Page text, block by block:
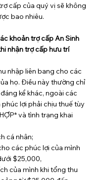
cấp của quý vị sẽ không
bao nhiêu.
khoản trợ cấp An Sinh
nhận trợ cấp hưu trí
nhập liên bang cho các
họ. Điều này thường chỉ
kể khác, ngoài các
lợi phải chịu thuế tùy
và tình trạng khai
cá nhân;
các phúc lợi của mình
$25,000,
của mình khi tổng thu